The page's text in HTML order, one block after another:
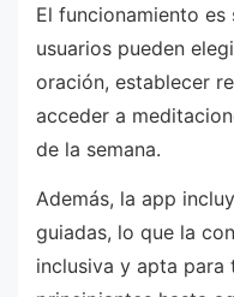
El funcionamiento
usuarios pueden
oración, establecer
acceder a
de la semana.
Además, la app
guiadas, lo que la
inclusiva y apta